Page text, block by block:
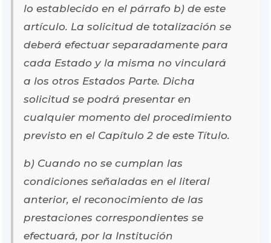
lo establecido en el párrafo b) de este
artículo. La solicitud de totalización se
deberá efectuar separadamente para
cada Estado y la misma no vinculará
a los otros Estados Parte. Dicha
solicitud se podrá presentar en
cualquier momento del procedimiento
previsto en el Capítulo 2 de este Título.
b) Cuando no se cumplan las
condiciones señaladas en el literal
anterior, el reconocimiento de las
prestaciones correspondientes se
efectuará, por la Institución